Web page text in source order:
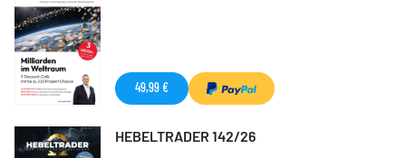
49,99 €
HEBELTRADER 142/26